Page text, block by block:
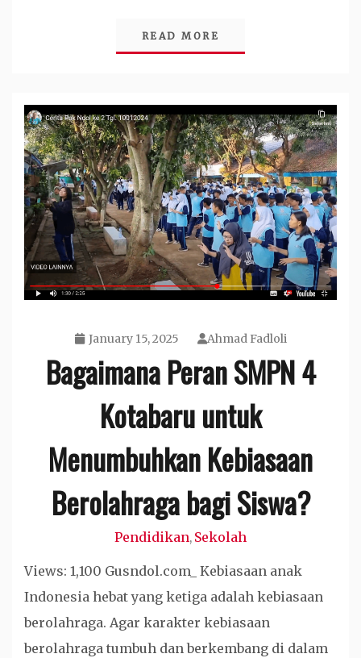
READ MORE
January 15, 2025 Ahmad Fadloli
Bagaimana Peran SMPN 4
Kotabaru untuk
Menumbuhkan Kebiasaan
Berolahraga bagi Siswa?
Pendidikan, Sekolah
Views: 1,100 Gusndol.com_ Kebiasaan anak
Indonesia hebat yang ketiga adalah kebiasaan
berolahraga. Agar karakter kebiasaan
berolahraga tumbuh dan berkembang di dalam